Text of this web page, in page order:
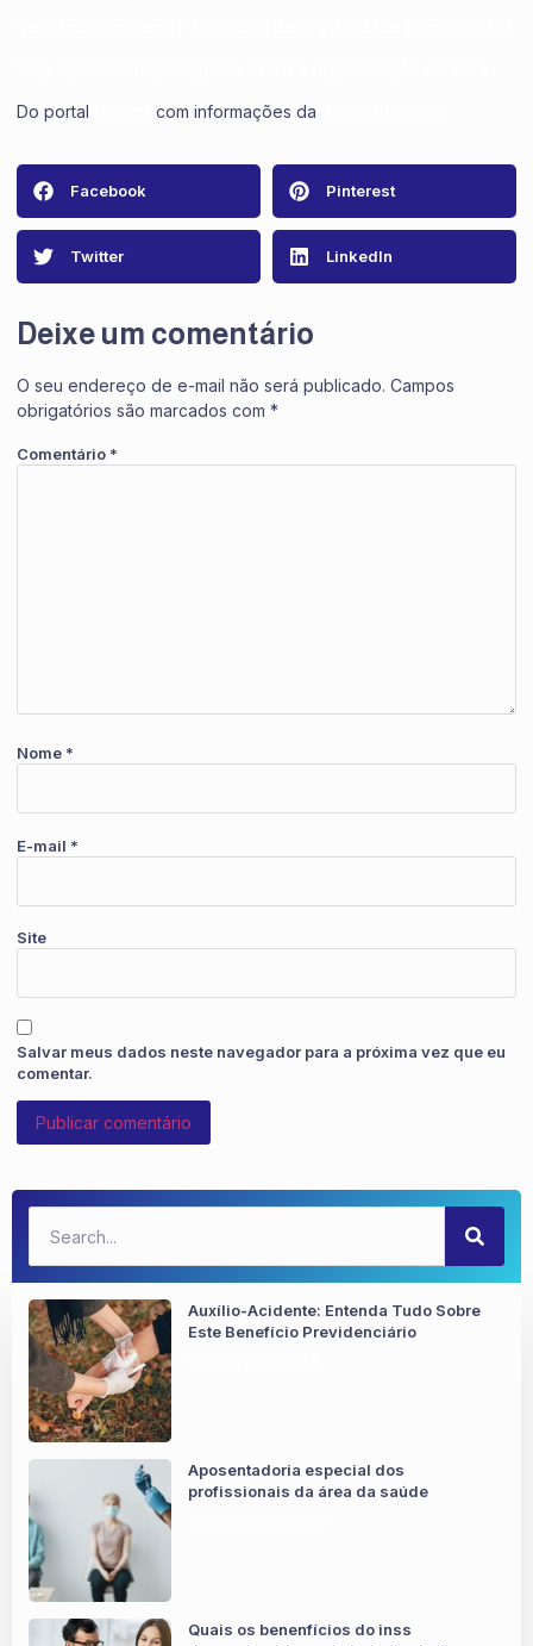
Do portal com informações da
Facebook Pinterest
Twitter LinkedIn
Deixe um comentário
O seu endereço de e-mail não será publicado. Campos
obrigatórios são marcados com *
Comentário *
Nome *
E-mail *
Site
Salvar meus dados neste navegador para a próxima vez que eu
comentar.
Auxílio-Acidente: Entenda Tudo Sobre
Este Benefício Previdenciário
Aposentadoria especial dos
profissionais da área da saúde
Quais os benenfícios do inss